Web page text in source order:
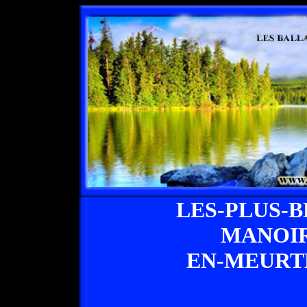
LES-PLUS-
EN-